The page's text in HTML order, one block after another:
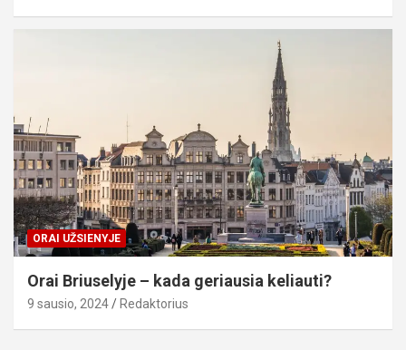
ORAI UŽSIENYJE
Orai Briuselyje – kada geriausia keliauti?
9 sausio, 2024 Redaktorius